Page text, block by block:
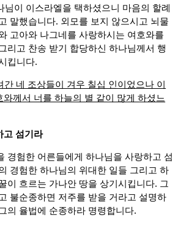
님이 이스라엘을 택하셨으니 마음의 할례
말했습니다. 외모를 보지 않으시고 뇌물
고아와 나그네를 사랑하시는 여호와를
리고 찬송 받기 합당하신 하나님께서 행
킵니다.
간 네 조상들이 겨우 칠십 인이었으나 이
께서 너를 하늘의 별 같이 많게 하셨느
고 섬기라
경험한 어른들에게 하나님을 사랑하고 섬
경험한 하나님의 위대한 일들 그리고 하
이 흐르는 가나안 땅을 상기시킵니다. 그
불순종하면 저주를 받을 거라고 설명하
의 율법에 순종하라 명령합니다.